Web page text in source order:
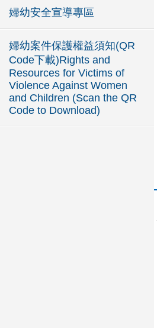
婦幼安全宣導專區
婦幼案件保護權益須知(QR
Code下載)Rights and
Resources for Victims of
Violence Against Women
and Children (Scan the QR
Code to Download)